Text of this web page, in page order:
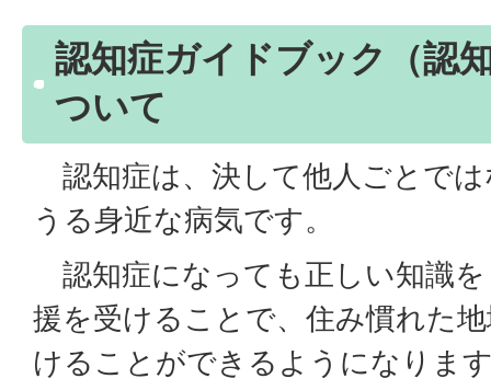
認知症ガイドブック（認
ついて
認知症は、決して他人ごとで
うる身近な病気です。
認知症になっても正しい知識
援を受けることで、住み慣れた
けることができるようになりま